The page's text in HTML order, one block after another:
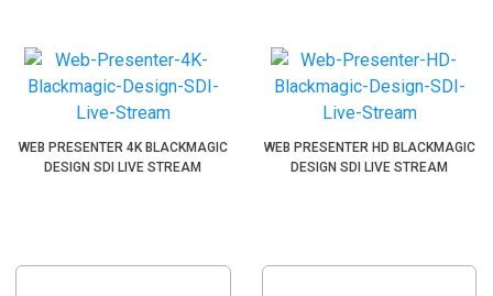
WEB PRESENTER 4K BLACKMAGIC
DESIGN SDI LIVE STREAM
WEB PRESENTER HD BLACKMAGIC
DESIGN SDI LIVE STREAM